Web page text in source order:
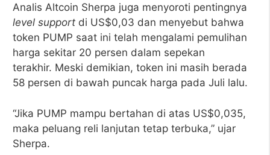
Analis Altcoin Sherpa juga menyoroti pentingnya
level support di US$0,03 dan menyebut bahwa
token PUMP saat ini telah mengalami pemulihan
harga sekitar 20 persen dalam sepekan
terakhir. Meski demikian, token ini masih berada
58 persen di bawah puncak harga pada Juli lalu.
“Jika PUMP mampu bertahan di atas US$0,035,
maka peluang reli lanjutan tetap terbuka,” ujar
Sherpa.